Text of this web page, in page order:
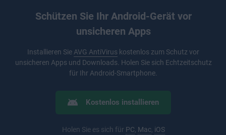
Schützen Sie Ihr Android-Gerät vor
unsicheren Apps
Installieren SieAVG AntiVirus kostenlos zum Schutz vor
unsicheren Apps und Downloads. Holen Sie sich Echtzeitschutz
für Ihr Android-Smartphone.
Kostenlos installieren
Holen Sie es sich für PC, Mac, iOS